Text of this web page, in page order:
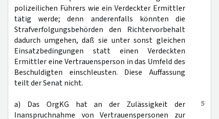
polizeilichen Führers wie ein Verdeckter Ermittler
tätig werde; denn anderenfalls könnten die
Strafverfolgungsbehörden den Richtervorbehalt
dadurch umgehen, daß sie unter sonst gleichen
Einsatzbedingungen statt einen Verdeckten
Ermittler eine Vertrauensperson in das Umfeld des
Beschuldigten einschleusten. Diese Auffassung
teilt der Senat nicht.
5
a) Das OrgKG hat an der Zulässigkeit der
Inanspruchnahme von Vertrauenspersonen zur